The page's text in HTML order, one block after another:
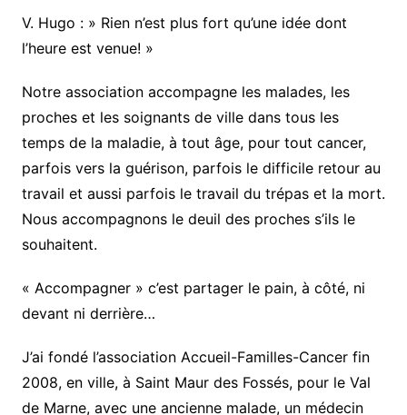
V. Hugo : » Rien n’est plus fort qu’une idée dont
l’heure est venue! »
Notre association accompagne les malades, les
proches et les soignants de ville dans tous les
temps de la maladie, à tout âge, pour tout cancer,
parfois vers la guérison, parfois le difficile retour au
travail et aussi parfois le travail du trépas et la mort.
Nous accompagnons le deuil des proches s’ils le
souhaitent.
« Accompagner » c’est partager le pain, à côté, ni
devant ni derrière…
J’ai fondé l’association Accueil-Familles-Cancer fin
2008, en ville, à Saint Maur des Fossés, pour le Val
de Marne, avec une ancienne malade, un médecin